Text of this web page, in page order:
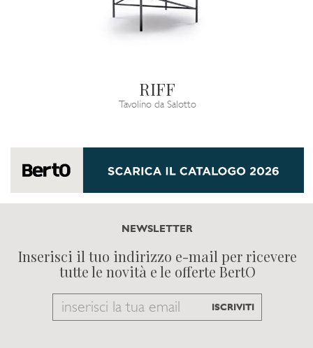
RIFF
Tavolino da Salotto
NEWSLETTER
Inserisci il tuo indirizzo e-mail per ricevere
tutte le novità e le offerte BertO
Email ISCRIVITI